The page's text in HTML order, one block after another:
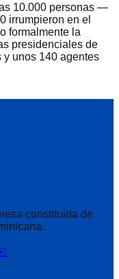
10.000 personas —
irrumpieron en el
formalmente la
presidenciales de
y unos 140 agentes
constituida de